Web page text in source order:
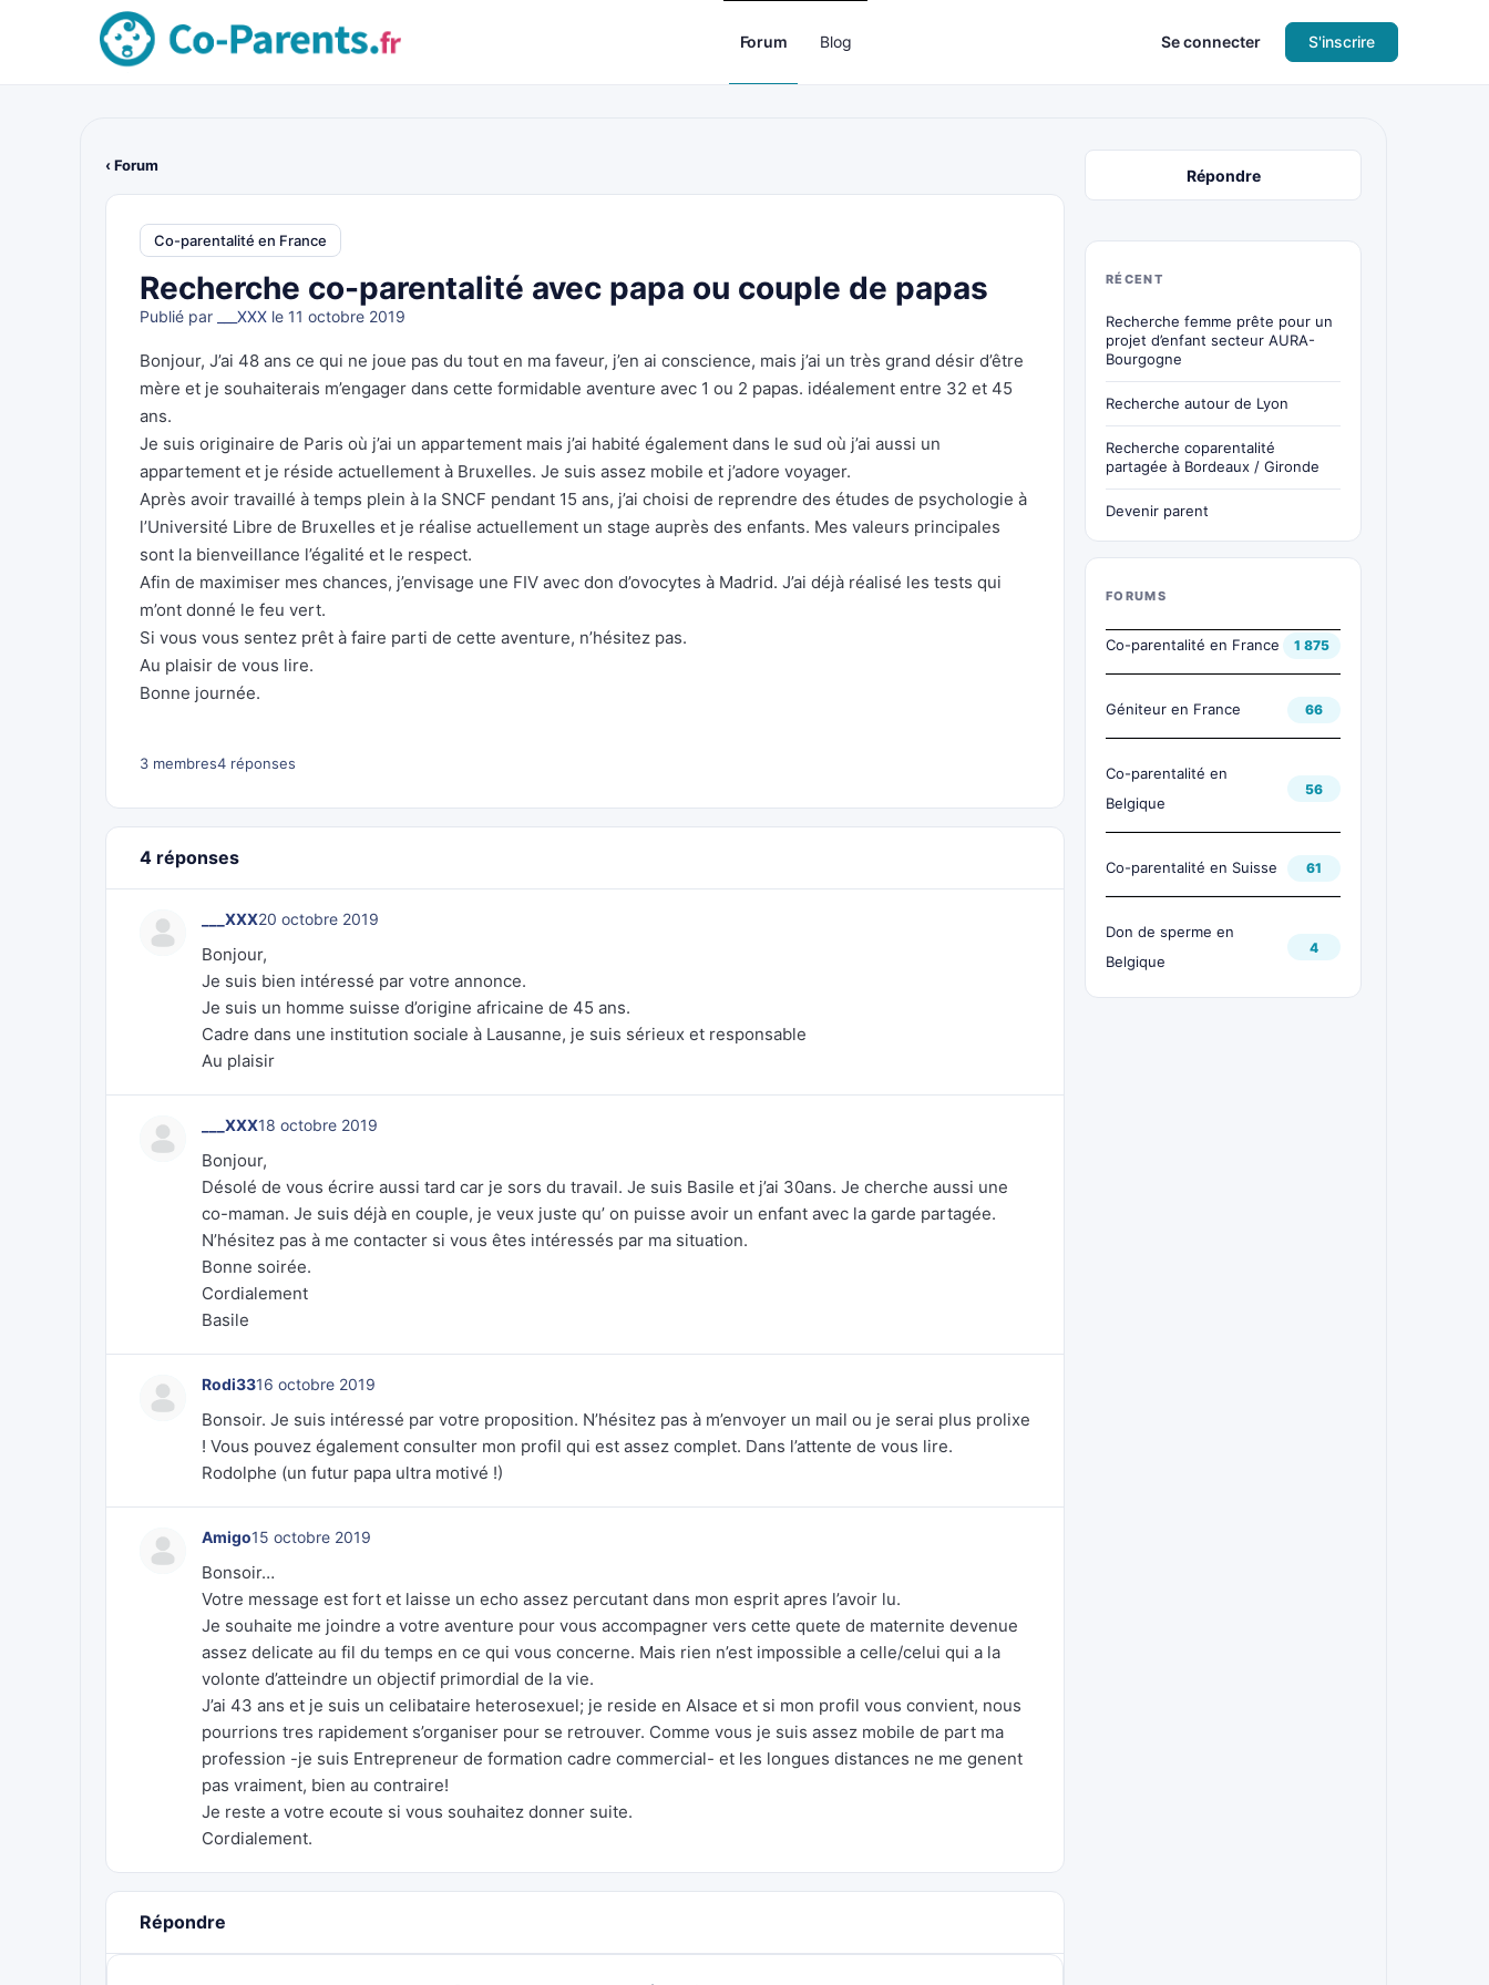
Forum Blog Se connecter S'inscrire
‹ Forum
Co-parentalité en France
Recherche co-parentalité avec papa ou couple de papas
Publié par ___XXX le 11 octobre 2019
Bonjour, J’ai 48 ans ce qui ne joue pas du tout en ma faveur, j’en ai conscience, mais j’ai un très grand désir d’être
mère et je souhaiterais m’engager dans cette formidable aventure avec 1 ou 2 papas. idéalement entre 32 et 45
ans.
Je suis originaire de Paris où j’ai un appartement mais j’ai habité également dans le sud où j’ai aussi un
appartement et je réside actuellement à Bruxelles. Je suis assez mobile et j’adore voyager.
Après avoir travaillé à temps plein à la SNCF pendant 15 ans, j’ai choisi de reprendre des études de psychologie à
l’Université Libre de Bruxelles et je réalise actuellement un stage auprès des enfants. Mes valeurs principales
sont la bienveillance l’égalité et le respect.
Afin de maximiser mes chances, j’envisage une FIV avec don d’ovocytes à Madrid. J’ai déjà réalisé les tests qui
m’ont donné le feu vert.
Si vous vous sentez prêt à faire parti de cette aventure, n’hésitez pas.
Au plaisir de vous lire.
Bonne journée.
3 membres4 réponses
4 réponses
___XXX20 octobre 2019
Bonjour,
Je suis bien intéressé par votre annonce.
Je suis un homme suisse d’origine africaine de 45 ans.
Cadre dans une institution sociale à Lausanne, je suis sérieux et responsable
Au plaisir
___XXX18 octobre 2019
Bonjour,
Désolé de vous écrire aussi tard car je sors du travail. Je suis Basile et j’ai 30ans. Je cherche aussi une
co-maman. Je suis déjà en couple, je veux juste qu’ on puisse avoir un enfant avec la garde partagée.
N’hésitez pas à me contacter si vous êtes intéressés par ma situation.
Bonne soirée.
Cordialement
Basile
Rodi3316 octobre 2019
Bonsoir. Je suis intéressé par votre proposition. N’hésitez pas à m’envoyer un mail ou je serai plus prolixe
! Vous pouvez également consulter mon profil qui est assez complet. Dans l’attente de vous lire.
Rodolphe (un futur papa ultra motivé !)
Amigo15 octobre 2019
Bonsoir…
Votre message est fort et laisse un echo assez percutant dans mon esprit apres l’avoir lu.
Je souhaite me joindre a votre aventure pour vous accompagner vers cette quete de maternite devenue
assez delicate au fil du temps en ce qui vous concerne. Mais rien n’est impossible a celle/celui qui a la
volonte d’atteindre un objectif primordial de la vie.
J’ai 43 ans et je suis un celibataire heterosexuel; je reside en Alsace et si mon profil vous convient, nous
pourrions tres rapidement s’organiser pour se retrouver. Comme vous je suis assez mobile de part ma
profession -je suis Entrepreneur de formation cadre commercial- et les longues distances ne me genent
pas vraiment, bien au contraire!
Je reste a votre ecoute si vous souhaitez donner suite.
Cordialement.
Répondre
Répondre
RÉCENT
Recherche femme prête pour un
projet d’enfant secteur AURA-
Bourgogne
Recherche autour de Lyon
Recherche coparentalité
partagée à Bordeaux / Gironde
Devenir parent
FORUMS
Co-parentalité en France 1 875
Géniteur en France 66
Co-parentalité en
Belgique
56
Co-parentalité en Suisse 61
Don de sperme en
Belgique
4